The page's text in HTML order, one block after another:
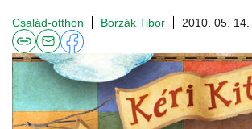
Család-otthon Borzák Tibor 2010. 05. 14.